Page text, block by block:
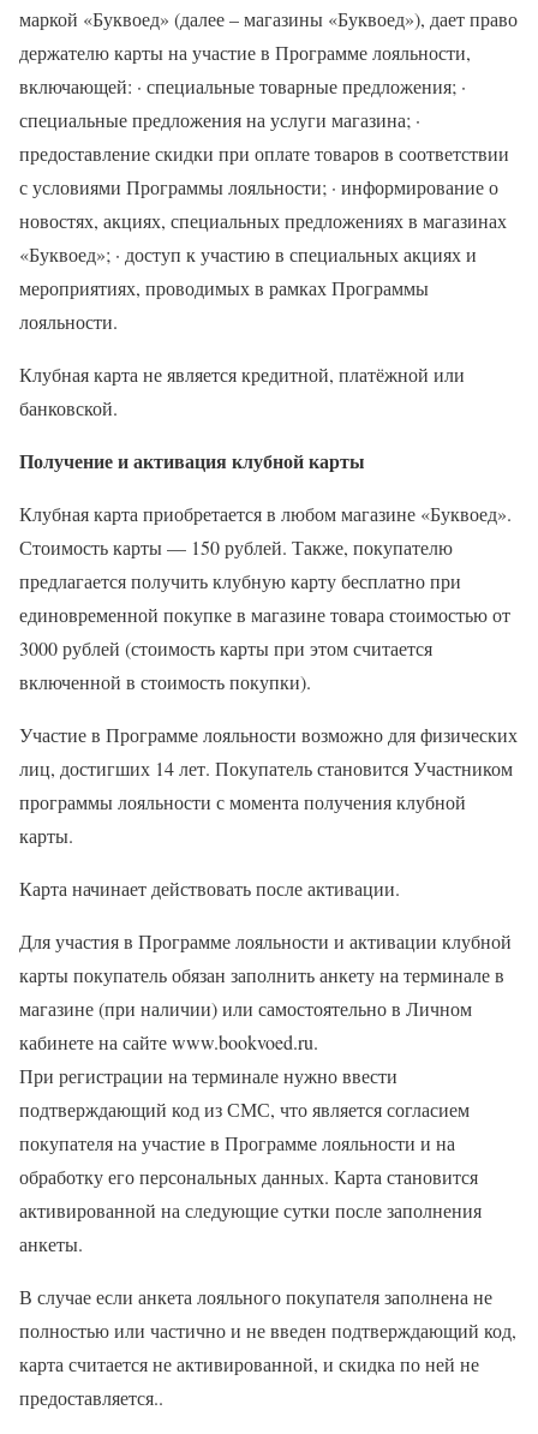
маркой «Буквоед» (далее – магазины «Буквоед»), дает право
держателю карты на участие в Программе лояльности,
включающей: · специальные товарные предложения; ·
специальные предложения на услуги магазина; ·
предоставление скидки при оплате товаров в соответствии
с условиями Программы лояльности; · информирование о
новостях, акциях, специальных предложениях в магазинах
«Буквоед»; · доступ к участию в специальных акциях и
мероприятиях, проводимых в рамках Программы
лояльности.
Клубная карта не является кредитной, платёжной или
банковской.
Получение и активация клубной карты
Клубная карта приобретается в любом магазине «Буквоед».
Стоимость карты — 150 рублей. Также, покупателю
предлагается получить клубную карту бесплатно при
единовременной покупке в магазине товара стоимостью от
3000 рублей (стоимость карты при этом считается
включенной в стоимость покупки).
Участие в Программе лояльности возможно для физических
лиц, достигших 14 лет. Покупатель становится Участником
программы лояльности с момента получения клубной
карты.
Карта начинает действовать после активации.
Для участия в Программе лояльности и активации клубной
карты покупатель обязан заполнить анкету на терминале в
магазине (при наличии) или самостоятельно в Личном
кабинете на сайте www.bookvoed.ru.
При регистрации на терминале нужно ввести
подтверждающий код из СМС, что является согласием
покупателя на участие в Программе лояльности и на
обработку его персональных данных. Карта становится
активированной на следующие сутки после заполнения
анкеты.
В случае если анкета лояльного покупателя заполнена не
полностью или частично и не введен подтверждающий код,
карта считается не активированной, и скидка по ней не
предоставляется..